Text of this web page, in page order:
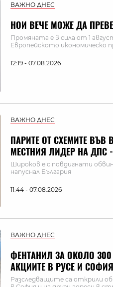
ВАЖНО ДНЕС
НОИ ВЕЧЕ МОЖЕ ДА
Промяната е в сила от 1
Европейското икономическо
12:19 - 07.08.2026
ВАЖНО ДНЕС
ПАРИТЕ ОТ СХЕМИТЕ ВЪВ
МЕСТНИЯ ЛИДЕР НА ДПС
Широков е с повдигнати
напуснал България
11:44 - 07.08.2026
ВАЖНО ДНЕС
ФЕНТАНИЛ ЗА ОКОЛО
АКЦИИТЕ В РУСЕ И СОФИЯ
Разследващите са открили